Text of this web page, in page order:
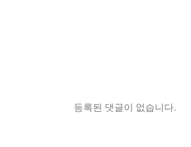
등록된 댓글이 없습니다.